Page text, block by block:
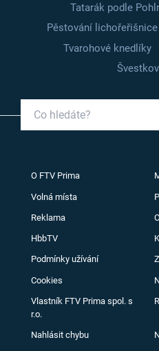
Tatarák podle
Pěstování lichořeřišnice
Tvarohové knedlíky
O FTV Prima
Volná místa
Reklama
HbbTV
Podmínky užívání
Cookies
Vlastník FTV Prima spol. s
r.o.
Nahlásit chybu